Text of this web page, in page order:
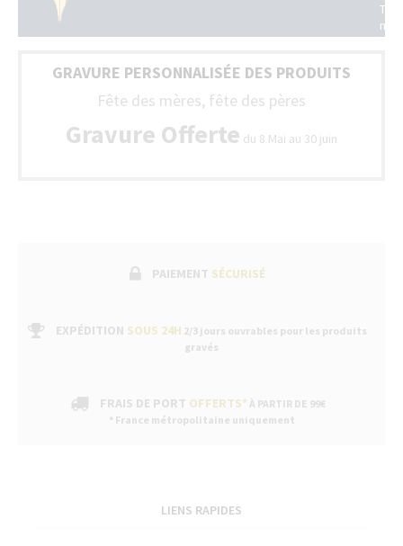
la
nos
GRAVURE PERSONNALISÉE DES PRODUITS
Fête des mères, fête des pères
Gravure Offerte du 8 Mai au 30 juin
PAIEMENT SÉCURISÉ
EXPÉDITION SOUS 24H 2/3 jours ouvrables pour les produits
gravés
FRAIS DE PORT OFFERTS* À PARTIR DE 99€
* France métropolitaine uniquement
LIENS RAPIDES